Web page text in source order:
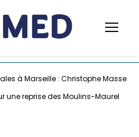
à Marseille : Christophe Masse
une reprise des Moulins-Maurel